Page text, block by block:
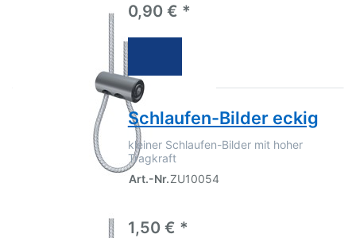
0,90 € *
Schlaufen-Bilder eckig
kleiner Schlaufen-Bilder mit hoher
Tragkraft
Art.-Nr.ZU10054
1,50 € *